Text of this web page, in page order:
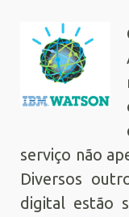
serviço não
Diversos
digital estão